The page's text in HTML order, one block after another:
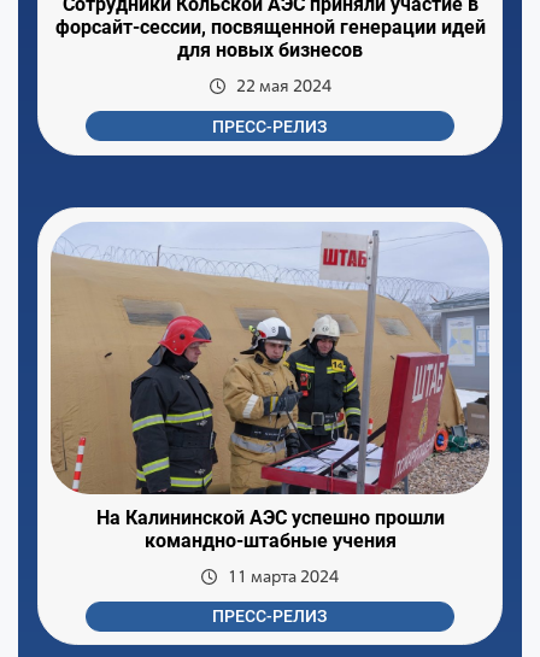
Сотрудники Кольской АЭС приняли участие в
форсайт-сессии, посвященной генерации идей
для новых бизнесов
22 мая 2024
ПРЕСС-РЕЛИЗ
На Калининской АЭС успешно прошли
командно-штабные учения
11 марта 2024
ПРЕСС-РЕЛИЗ